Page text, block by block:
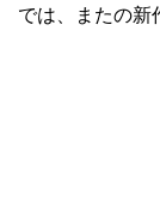
では、またの